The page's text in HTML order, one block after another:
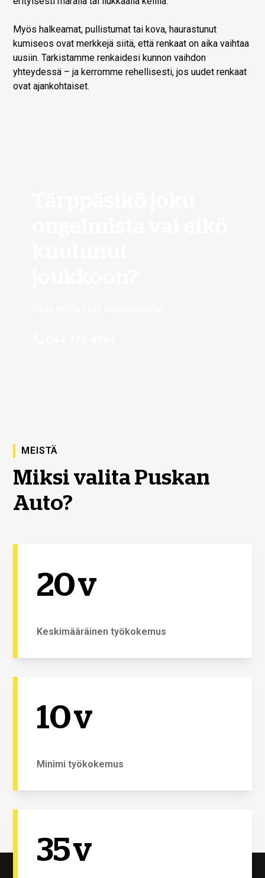
Myös halkeamat, pullistumat tai kova, haurastunut
kumiseos ovat merkkejä siitä, että renkaat on aika vaihtaa
uusiin. Tarkistamme renkaidesi kunnon vaihdon
yhteydessä – ja kerromme rehellisesti, jos uudet renkaat
ovat ajankohtaiset.
MEISTÄ
Miksi valita Puskan
Auto?
20v
Keskimääräinen työkokemus
10v
Minimi työkokemus
35v